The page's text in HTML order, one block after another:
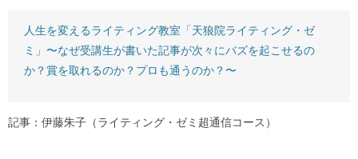
人生を変えるライティング教室「天狼院ライティング・ゼ
ミ」〜なぜ受講生が書いた記事が次々にバズを起こせるの
か？賞を取れるのか？プロも通うのか？〜
記事：伊藤朱子（ライティング・ゼミ超通信コース）